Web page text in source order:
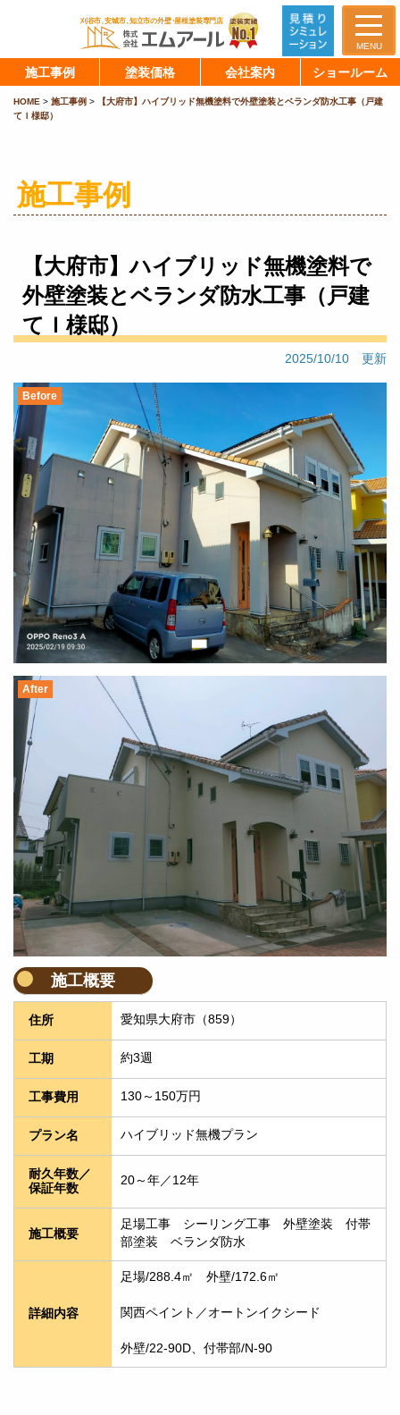
MENU
施工事例 塗装価格 会社案内 ショールーム
HOME > 施工事例 >
【大府市】ハイブリッド無機塗料で外壁塗装とベランダ防水工事（戸建
てＩ様邸）
施工事例
【大府市】ハイブリッド無機塗料で
外壁塗装とベランダ防水工事（戸建
てＩ様邸）
2025/10/10 更新
Before
After
施工概要
住所 愛知県大府市（859）
工期 約3週
工事費用 130～150万円
プラン名 ハイブリッド無機プラン
耐久年数／
保証年数
20～年／12年
施工概要
足場工事　シーリング工事　外壁塗装　付帯
部塗装　ベランダ防水
詳細内容
足場/288.4㎡　外壁/172.6㎡
関西ペイント／オートンイクシード
外壁/22-90D、付帯部/N-90